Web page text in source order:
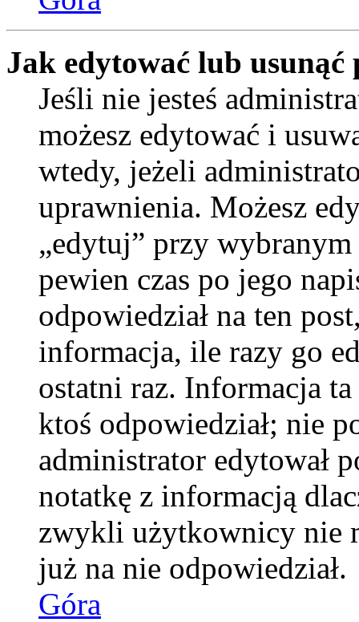
Jak edytować lub usunąć
Jeśli nie jesteś
możesz edytować i
wtedy, jeżeli
uprawnienia. Możesz
„edytuj” przy
pewien czas po jego
odpowiedział na ten
informacja, ile razy go
ostatni raz. Informacja
ktoś odpowiedział; nie
administrator edytował
notatkę z informacją
zwykli użytkownicy nie
już na nie odpowiedział.
Góra